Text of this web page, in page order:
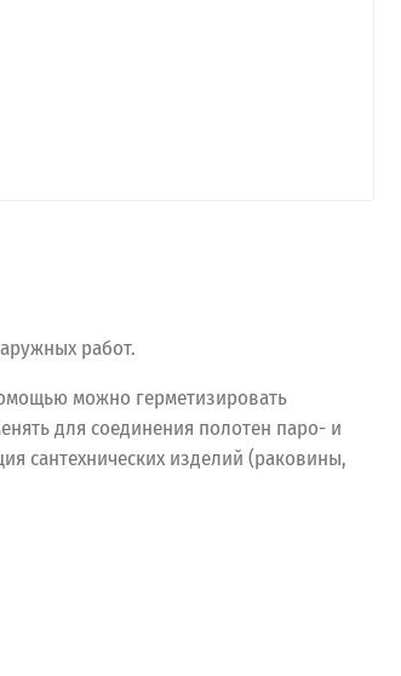
работ.
можно герметизировать
для соединения полотен паро- и
сантехнических изделий (раковины,